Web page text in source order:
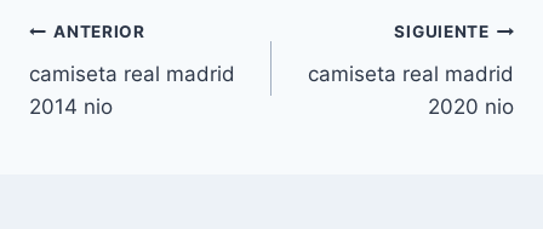
Navegación
de
ANTERIOR
camiseta real madrid
2014 nio
SIGUIENTE
camiseta real madrid
2020 nio